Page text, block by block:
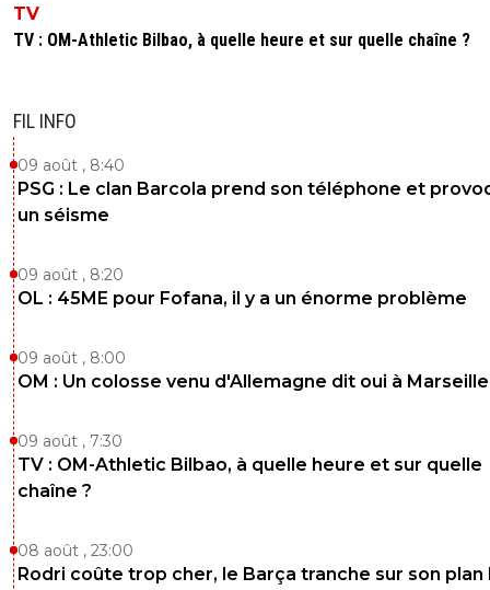
TV
TV : OM-Athletic Bilbao, à quelle heure et sur quelle chaîne ?
FIL INFO
09 août , 8:40
PSG : Le clan Barcola prend son téléphone et
un séisme
09 août , 8:20
OL : 45ME pour Fofana, il y a un énorme problème
09 août , 8:00
OM : Un colosse venu d'Allemagne dit oui à Marseille
09 août , 7:30
TV : OM-Athletic Bilbao, à quelle heure et sur quelle
chaîne ?
08 août , 23:00
Rodri coûte trop cher, le Barça tranche sur son plan